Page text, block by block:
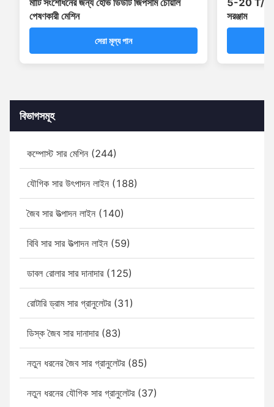
পেষণকারী মেশিন
সেরা মূল্য পান
সরঞ্জাম
বিভাগসমূহ
কম্পোস্ট সার মেশিন (244)
যৌগিক সার উৎপাদন লাইন (188)
জৈব সার উত্পাদন লাইন (140)
বিবি সার সার উত্পাদন লাইন (59)
ডাবল রোলার সার দানাদার (125)
রোটারি ড্রাম সার গ্রানুলেটর (31)
ডিস্ক জৈব সার দানাদার (83)
নতুন ধরনের জৈব সার গ্রানুলেটর (85)
নতুন ধরনের যৌগিক সার গ্রানুলেটর (37)